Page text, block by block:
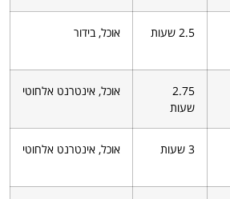
2.5 שעות אוכל, בידור
2.75
שעות
אוכל, אינטרנט אלחוטי
3 שעות אוכל, אינטרנט אלחוטי